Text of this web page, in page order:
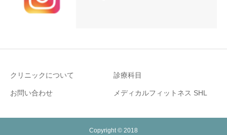
クリニックについて 診療科目
お問い合わせ メディカルフィットネス SHL
Copyright © 2018